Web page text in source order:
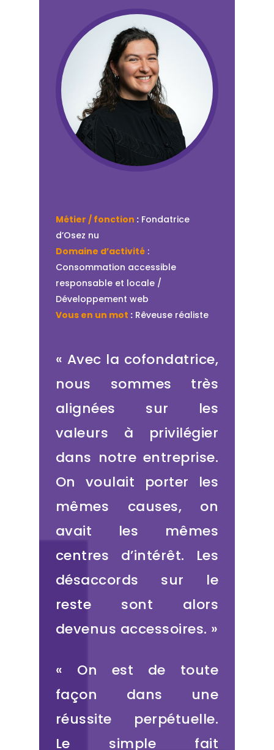
Métier / fonction :Fondatrice
d’Osez nu
Domaine d’activité :
Consommation accessible
responsable et locale /
Développement web
Vous en un mot :Rêveuse réaliste
« Avec la cofondatrice,
nous sommes très
alignées sur les
valeurs à privilégier
dans notre entreprise.
On voulait porter les
mêmes causes, on
avait les mêmes
centres d’intérêt. Les
désaccords sur le
reste sont alors
devenus accessoires. »
« On est de toute
façon dans une
réussite perpétuelle.
Le simple fait